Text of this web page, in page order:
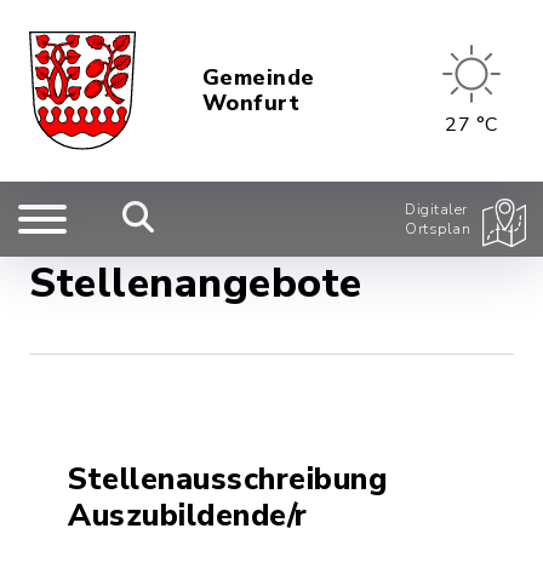
Gemeinde
Wonfurt
27 °C
Digitaler
Ortsplan
Stellenangebote
Stellenausschreibung
Auszubildende/r